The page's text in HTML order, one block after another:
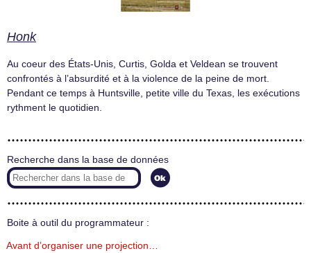
Honk
Au coeur des États-Unis, Curtis, Golda et Veldean se trouvent
confrontés à l’absurdité et à la violence de la peine de mort.
Pendant ce temps à Huntsville, petite ville du Texas, les exécutions
rythment le quotidien.
Recherche dans la base de données
Boite à outil du programmateur :
Avant d’organiser une projection…